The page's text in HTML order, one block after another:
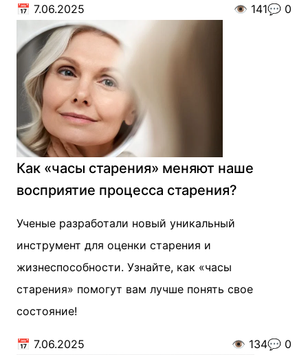
📅 7.06.2025 👁️ 141💬 0
Как «часы старения» меняют наше
восприятие процесса старения?
Ученые разработали новый уникальный
инструмент для оценки старения и
жизнеспособности. Узнайте, как «часы
старения» помогут вам лучше понять свое
состояние!
📅 7.06.2025 👁️ 134💬 0